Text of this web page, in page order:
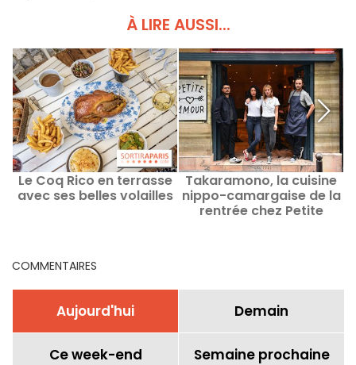
À LIRE AUSSI...
Le Coq Rico en terrasse
avec ses belles volailles
Takaramono, la cuisine
nippo-camargaise de la
rentrée chez Petite
COMMENTAIRES
Aujourd'hui Demain
Ce week-end Semaine prochaine